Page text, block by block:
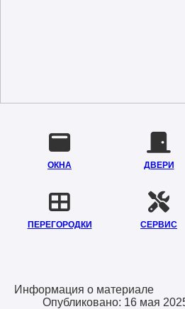
ОКНА ДВЕРИ
ПЕРЕГОРОДКИ СЕРВИС
Информация о материале
Опубликовано: 16 мая